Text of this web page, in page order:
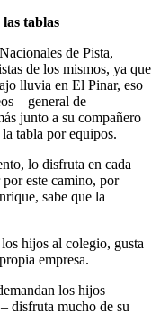
tablas
de Pista,
de los mismos, ya que
lluvia en El Pinar, eso
– general de
junto a su compañero
tabla por equipos.
lo disfruta en cada
este camino, por
sabe que la
hijos al colegio, gusta
empresa.
los hijos
disfruta mucho de su